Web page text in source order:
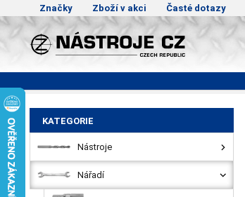
Značky Zboží v akci Časté dotazy
KATEGORIE
Nástroje
Nářadí